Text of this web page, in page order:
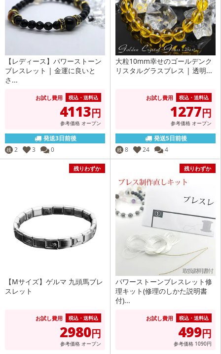
【レディース】パワーストーン
ブレスレット | 金運に良いと
さ...
お試し費用 税込・送料込
4113円
参考価格 オープン
発送3日前後
残 2 3 0
大粒10mm幸せのゴールデンク
リスタルグラスブレス | 透明...
お試し費用 税込・送料込
1277円
参考価格 オープン
発送5日前後
残 8 24 4
残りわずか
【Mサイズ】ゲルマ 九頭馬ブレ
スレット
お試し費用 税込・送料込
2980円
参考価格 オープン
残りわずか
パワーストーンブレスレット修
理キット(修理のしかた説明書
付)...
お試し費用 税込・送料込
499円
参考価格 1090円